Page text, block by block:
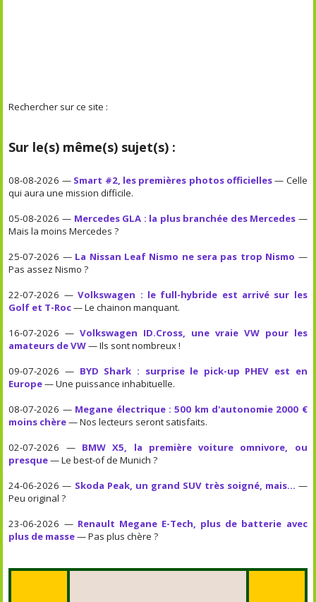
Rechercher sur ce site :
Sur le(s) même(s) sujet(s) :
08-08-2026 — Smart #2, les premières photos officielles— Celle
qui aura une mission difficile.
05-08-2026 — Mercedes GLA : la plus branchée des Mercedes —
Mais la moins Mercedes ?
25-07-2026 — La Nissan Leaf Nismo ne sera pas trop Nismo —
Pas assez Nismo ?
22-07-2026 —Volkswagen : le full-hybride est arrivé sur les
Golf et T-Roc— Le chainon manquant.
16-07-2026 —Volkswagen ID.Cross, une vraie VW pour les
amateurs de VW— Ils sont nombreux !
09-07-2026 — BYD Shark : surprise le pick-up PHEV est en
Europe— Une puissance inhabituelle.
08-07-2026 — Megane électrique : 500 km d'autonomie 2000 €
moins chère— Nos lecteurs seront satisfaits.
02-07-2026 — BMW X5, la première voiture omnivore, ou
presque— Le best-of de Munich ?
24-06-2026 — Skoda Peak, un grand SUV très soigné, mais... —
Peu original ?
23-06-2026 — Renault Megane E-Tech, plus de batterie avec
plus de masse— Pas plus chère ?